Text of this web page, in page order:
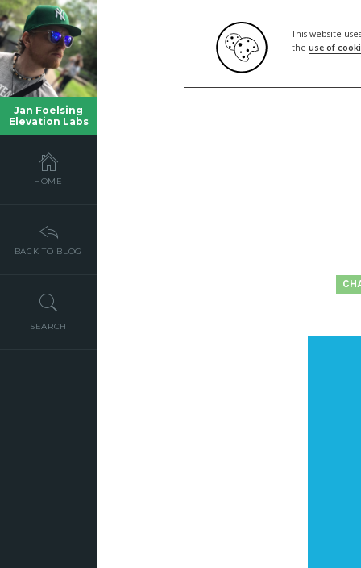
This website
theuse of
Jan Foelsing
Elevation Labs
HOME
BACK TO BLOG
SEARCH